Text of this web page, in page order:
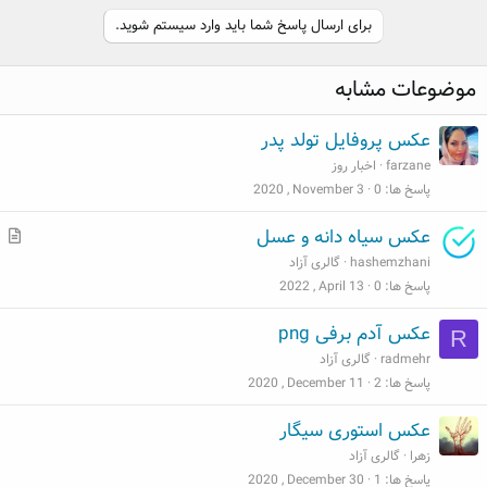
b
y
برای ارسال پاسخ شما باید وارد سیستم شوید.
موضوعات مشابه
عکس پروفایل تولد پدر
farzane اخبار روز
پاسخ ها 0
2020 , November 3
م
عکس سیاه دانه و عسل
hashemzhani گالری آزاد
پاسخ ها 0
2022 , April 13
R عکس آدم برفی png
radmehr گالری آزاد
پاسخ ها 2
2020 , December 11
عکس استوری سیگار
زهرا گالری آزاد
پاسخ ها 1
2020 , December 30